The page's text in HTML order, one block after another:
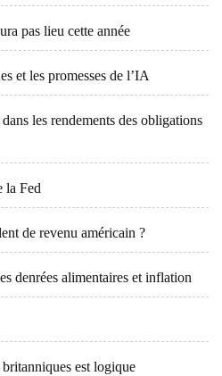
pas lieu cette année
et les promesses de l’IA
les rendements des obligations
la Fed
de revenu américain ?
denrées alimentaires et inflation
est logique